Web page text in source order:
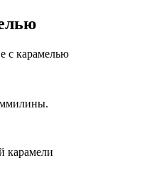
с карамелью
карамели